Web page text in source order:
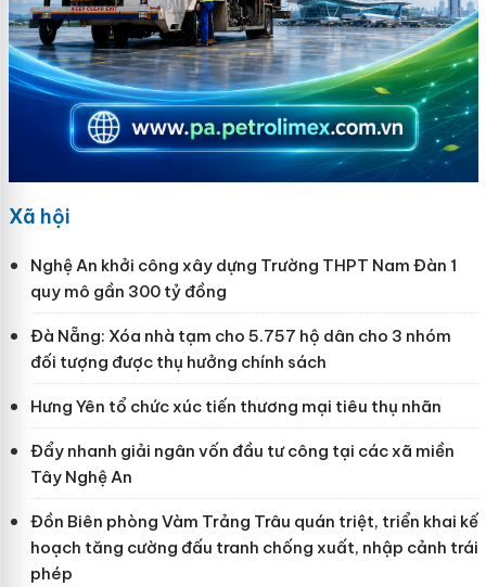
Xã hội
Nghệ An khởi công xây dựng Trường THPT Nam Đàn 1
quy mô gần 300 tỷ đồng
Đà Nẵng: Xóa nhà tạm cho 5.757 hộ dân cho 3 nhóm
đối tượng được thụ hưởng chính sách
Hưng Yên tổ chức xúc tiến thương mại tiêu thụ nhãn
Đẩy nhanh giải ngân vốn đầu tư công tại các xã miền
Tây Nghệ An
Đồn Biên phòng Vàm Trảng Trâu quán triệt, triển khai kế
hoạch tăng cường đấu tranh chống xuất, nhập cảnh trái
phép